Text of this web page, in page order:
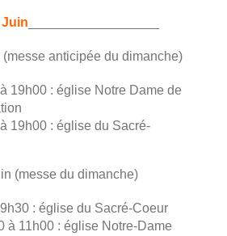
Juin
anticipée du dimanche)
19h00 : église Notre Dame de
19h00 : église du Sacré-
(messe du dimanche)
: église du Sacré-Coeur
à 11h00 : église Notre-Dame